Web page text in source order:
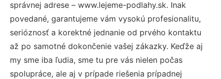
správnej adrese – www.lejeme-podlahy.sk. Inak
povedané, garantujeme vám vysokú profesionalitu,
serióznosť a korektné jednanie od prvého kontaktu
až po samotné dokončenie vašej zákazky. Keďže aj
my sme iba ľudia, sme tu pre vás nielen počas
spolupráce, ale aj v prípade riešenia prípadnej